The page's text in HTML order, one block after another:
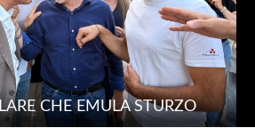
CHE EMULA STURZO